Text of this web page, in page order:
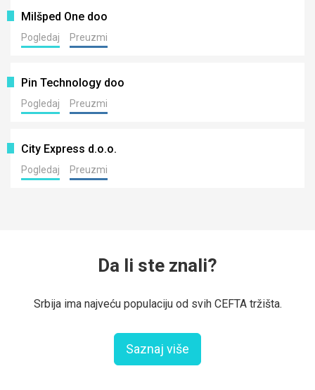
Milšped One doo
Pogledaj Preuzmi
Pin Technology doo
Pogledaj Preuzmi
City Express d.o.o.
Pogledaj Preuzmi
Da li ste znali?
Srbija ima najveću populaciju od svih CEFTA tržišta.
Saznaj više